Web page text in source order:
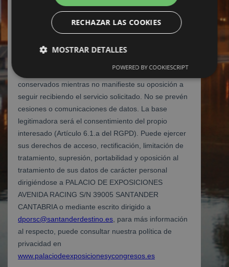
RECHAZAR LAS COOKIES
MOSTRAR DETALLES
POWERED BY COOKIESCRIPT